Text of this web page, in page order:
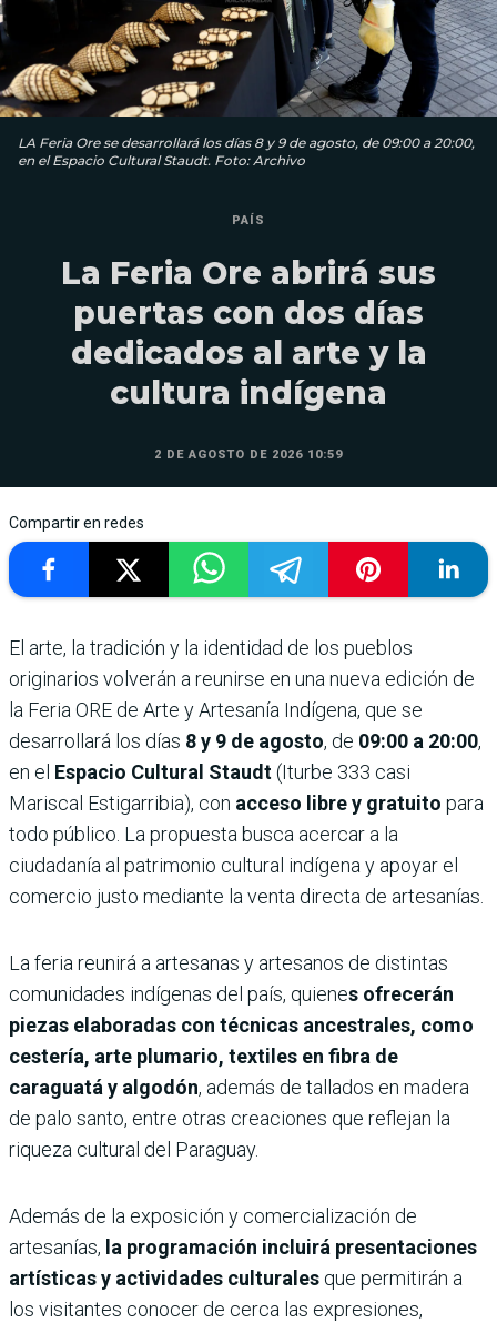
LA Feria Ore se desarrollará los días 8 y 9 de agosto, de 09:00 a 20:00,
en el Espacio Cultural Staudt. Foto: Archivo
PAÍS
La Feria Ore abrirá sus
puertas con dos días
dedicados al arte y la
cultura indígena
2 DE AGOSTO DE 2026 10:59
Compartir en redes
El arte, la tradición y la identidad de los pueblos
originarios volverán a reunirse en una nueva edición de
la Feria ORE de Arte y Artesanía Indígena, que se
desarrollará los días 8 y 9 de agosto, de 09:00 a 20:00,
en el Espacio Cultural Staudt(Iturbe 333 casi
Mariscal Estigarribia), con acceso libre y gratuito para
todo público. La propuesta busca acercar a la
ciudadanía al patrimonio cultural indígena y apoyar el
comercio justo mediante la venta directa de artesanías.
La feria reunirá a artesanas y artesanos de distintas
comunidades indígenas del país, quienes ofrecerán
piezas elaboradas con técnicas ancestrales, como
cestería, arte plumario, textiles en fibra de
caraguatá y algodón, además de tallados en madera
de palo santo, entre otras creaciones que reflejan la
riqueza cultural del Paraguay.
Además de la exposición y comercialización de
artesanías, la programación incluirá presentaciones
artísticas y actividades culturales que permitirán a
los visitantes conocer de cerca las expresiones,